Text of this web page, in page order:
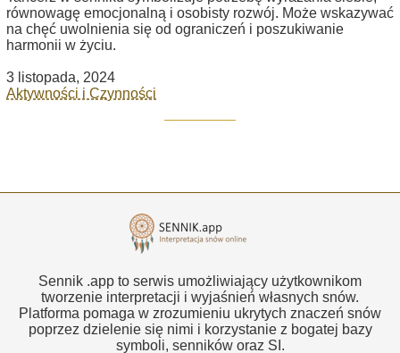
równowagę emocjonalną i osobisty rozwój. Może wskazywać
na chęć uwolnienia się od ograniczeń i poszukiwanie
harmonii w życiu.
3 listopada, 2024
Aktywności i Czynności
Sennik .app to serwis umożliwiający użytkownikom
tworzenie interpretacji i wyjaśnień własnych snów.
Platforma pomaga w zrozumieniu ukrytych znaczeń snów
poprzez dzielenie się nimi i korzystanie z bogatej bazy
symboli, senników oraz SI.